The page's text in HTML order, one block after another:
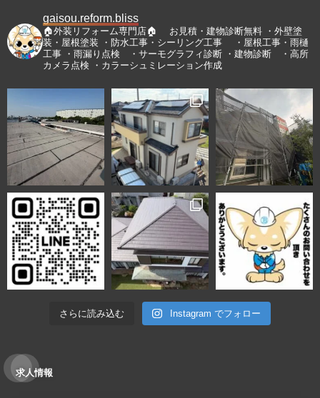
gaisou.reform.bliss
🏠外装リフォーム専門店🏠 お見積・建物診断無料 ・外壁塗
装・屋根塗装 ・防水工事・シーリング工事
・屋根工事・雨樋
工事 ・雨漏り点検 ・サーモグラフィ診断 ・建物診断 ・高所
カメラ点検 ・カラーシュミレーション作成
さらに読み込む Instagram でフォロー
求人情報